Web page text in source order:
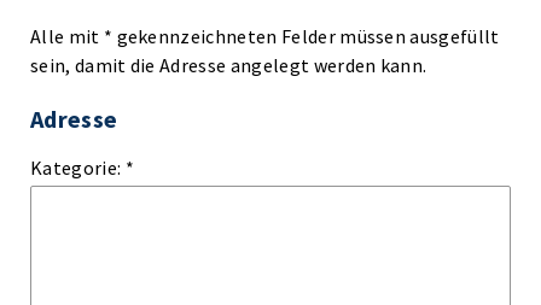
Alle mit * gekennzeichneten Felder müssen ausgefüllt
sein, damit die Adresse angelegt werden kann.
Adresse
Kategorie: *